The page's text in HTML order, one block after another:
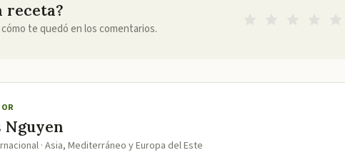
receta?
te quedó en los comentarios.
Nguyen
· Asia, Mediterráneo y Europa del Este